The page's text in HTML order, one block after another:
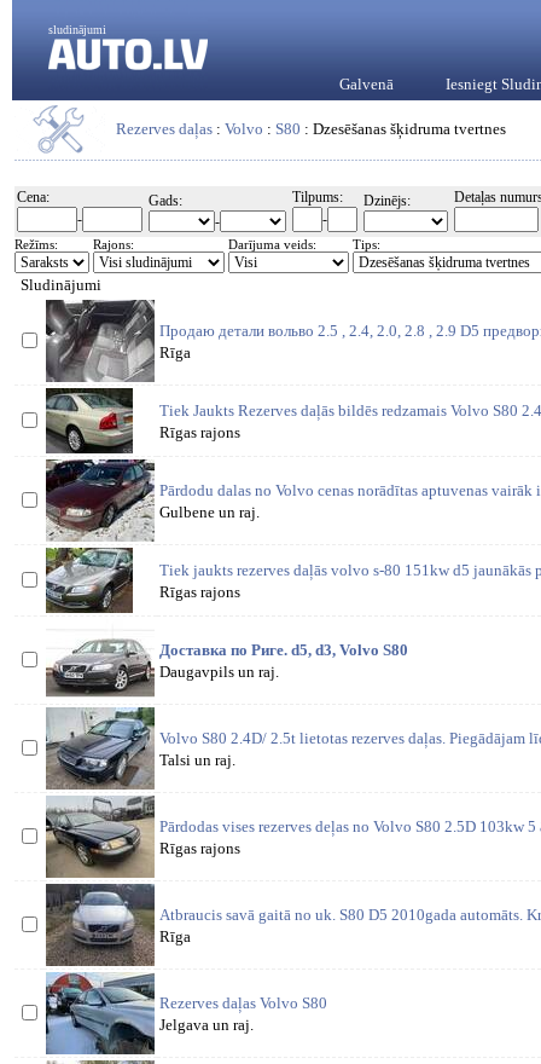
sludinājumi
Galvenā Iesniegt
Rezerves daļas : Volvo : S80 : Dzesēšanas šķidruma tvertnes
Cena:
-
Gads:
-
Tilpums:
-
Dzinējs: Detaļas
Režīms: Rajons: Darījuma veids: Tips:
Sludinājumi
Продаю детали вольво 2.5 , 2.4, 2.0, 2.8 , 2.9 D5
Rīga
Tiek Jaukts Rezerves daļās bildēs redzamais Volvo S80
Rīgas rajons
Pārdodu dalas no Volvo cenas norādītas aptuvenas vairāk
Gulbene un raj.
Tiek jaukts rezerves daļās volvo s-80 151kw d5 jaunākās
Rīgas rajons
Доставка по Риге. d5, d3, Volvo S80
Daugavpils un raj.
Volvo S80 2.4D/ 2.5t lietotas rezerves daļas. Piegādājam
Talsi un raj.
Pārdodas vises rezerves deļas no Volvo S80 2.5D 103kw
Rīgas rajons
Atbraucis savā gaitā no uk. S80 D5 2010gada automāts.
Rīga
Rezerves daļas Volvo S80
Jelgava un raj.